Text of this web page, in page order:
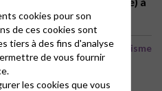
Œcuménisme
cookies pour son
de ces cookies sont
tiers à des fins d'analyse
de vous fournir
les cookies que vous